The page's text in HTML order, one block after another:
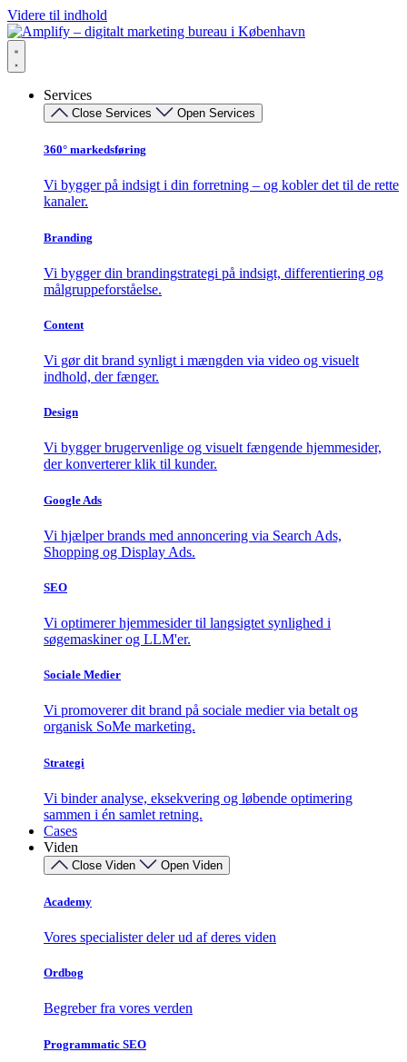
Videre til indhold
Services
Close Services Open Services
360° markedsføring​
Vi bygger på indsigt i din forretning – og kobler det til de rette
kanaler.
Branding
Vi bygger din brandingstrategi på indsigt, differentiering og
målgruppeforståelse.
Content
Vi gør dit brand synligt i mængden via video og visuelt
indhold, der fænger.
Design
Vi bygger brugervenlige og visuelt fængende hjemmesider,
der konverterer klik til kunder.
Google Ads
Vi hjælper brands med annoncering via Search Ads,
Shopping og Display Ads.
SEO
Vi optimerer hjemmesider til langsigtet synlighed i
søgemaskiner og LLM'er.
Sociale Medier
Vi promoverer dit brand på sociale medier via betalt og
organisk SoMe marketing.
Strategi
Vi binder analyse, eksekvering og løbende optimering
sammen i én samlet retning.
Cases
Viden
Close Viden Open Viden
Academy
Vores specialister deler ud af deres viden
Ordbog
Begreber fra vores verden
Programmatic SEO